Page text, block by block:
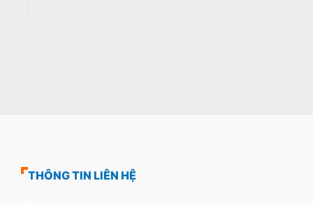
THÔNG TIN LIÊN HỆ